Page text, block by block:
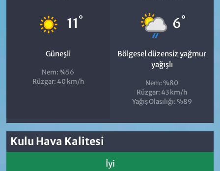
11°
Güneşli
Nem: %56
Rüzgar: 40 km/h
6°
Bölgesel düzensiz yağmur
yağışlı
Nem: %80
Rüzgar: 43 km/h
Yağış Olasılığı: %89
Kulu Hava Kalitesi
İyi